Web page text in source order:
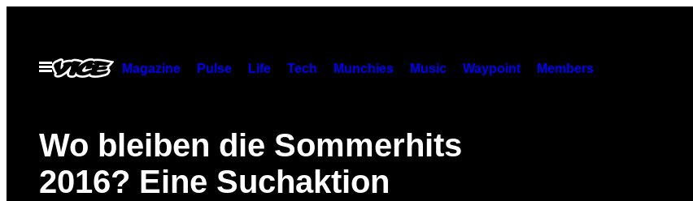
contentOpen
Menu
Magazine Pulse Life Tech Munchies Music Waypoint Members
Wo bleiben die Sommerhits
2016? Eine Suchaktion